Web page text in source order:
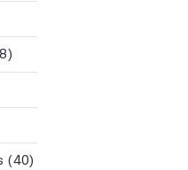
(40)